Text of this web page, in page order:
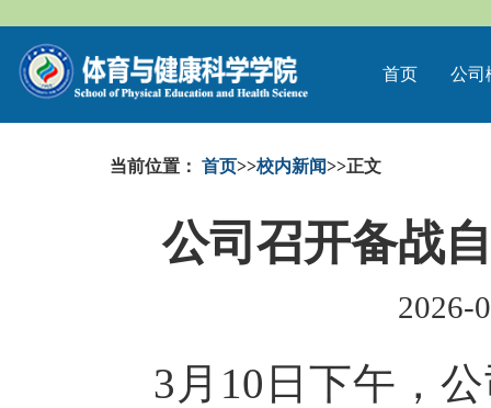
首页 公司
当前位置： 首页>>校内新闻>>正文
公司召开备战
2026-
3月10日下午，